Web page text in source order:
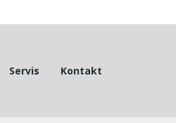
Servis Kontakt